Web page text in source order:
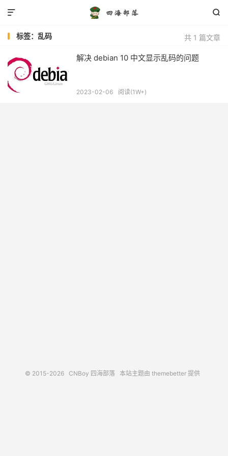


共 1 篇文章
标签：乱码
解决 debian 10 中文显示乱码的问题
2023-02-06 阅读(1W+)
© 2015-2026 CNBoy 四海部落 本站主题由 themebetter 提供